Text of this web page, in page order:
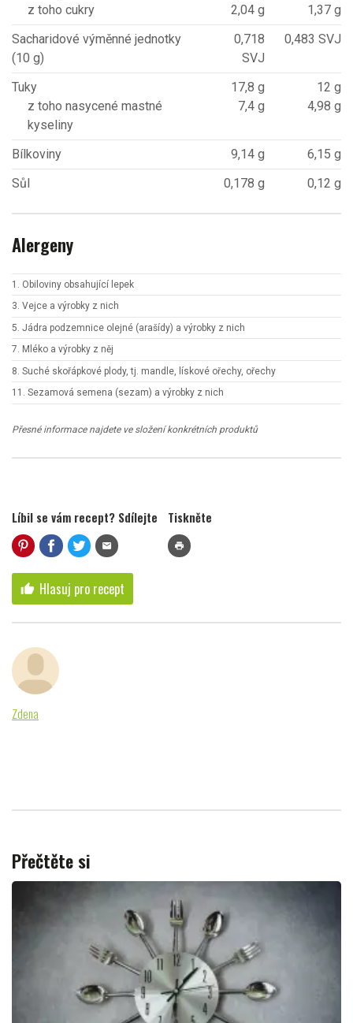
z toho cukry
2,04 g
1,37 g
Sacharidové výměnné jednotky
(10 g)
0,718
SVJ
0,483 SVJ
Tuky
z toho nasycené mastné
kyseliny
17,8 g
7,4 g
12 g
4,98 g
Bílkoviny 9,14 g
6,15 g
Sůl
0,178 g 0,12 g
Alergeny
1. Obiloviny obsahující lepek
3. Vejce a výrobky z nich
5. Jádra podzemnice olejné (arašídy) a výrobky z nich
7. Mléko a výrobky z něj
8. Suché skořápkové plody, tj. mandle, lískové ořechy, ořechy
11. Sezamová semena (sezam) a výrobky z nich
Přesné informace najdete ve složení konkrétních produktů
Líbil se vám recept? Sdílejte
mail
Tiskněte
print
thumb_up Hlasuj pro recept
Zdena
Přečtěte si